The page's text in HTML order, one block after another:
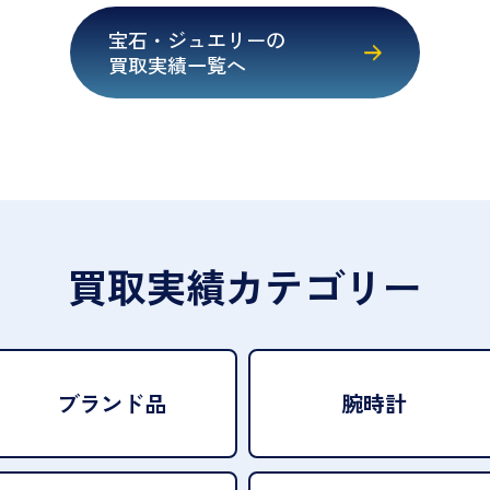
宝石・ジュエリーの
買取実績一覧へ
買取実績カテゴリー
ブランド品 腕時計